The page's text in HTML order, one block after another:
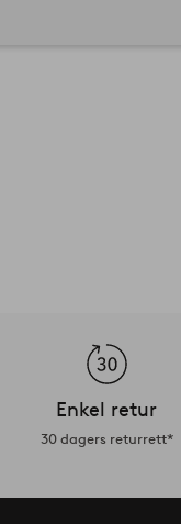
Enkel retur
30 dagers returrett*